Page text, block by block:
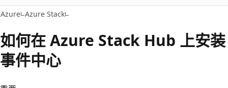
Azure Azure Stack
如何在 Azure Stack Hub 上安装
事件中心